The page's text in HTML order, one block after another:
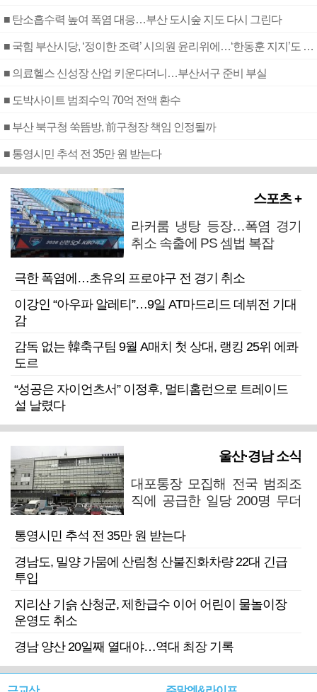
■ 탄소흡수력 높여 폭염 대응…부산 도시숲 지도 다시 그린다
■ 국힘 부산시당, ‘정이한 조력’ 시의원 윤리위에…‘한동훈 지지’도 신고접수
■ 의료헬스 신성장 산업 키운다더니…부산서구 준비 부실
■ 도박사이트 범죄수익 70억 전액 환수
■ 부산 북구청 쑥뜸방, 前구청장 책임 인정될까
■ 통영시민 추석 전 35만 원 받는다
스포츠 +
라커룸 냉탕 등장…폭염 경기
취소 속출에 PS 셈법 복잡
극한 폭염에…초유의 프로야구 전 경기 취소
이강인 “아우파 알레티”…9일 AT마드리드 데뷔전 기대
감
감독 없는 韓축구팀 9월 A매치 첫 상대, 랭킹 25위 에콰
도르
“성공은 자이언츠서” 이정후, 멀티홈런으로 트레이드
설 날렸다
울산·경남 소식
대포통장 모집해 전국 범죄조
직에 공급한 일당 200명 무더
통영시민 추석 전 35만 원 받는다
경남도, 밀양 가뭄에 산림청 산불진화차량 22대 긴급
투입
지리산 기슭 산청군, 제한급수 이어 어린이 물놀이장
운영도 취소
경남 양산 20일째 열대야…역대 최장 기록